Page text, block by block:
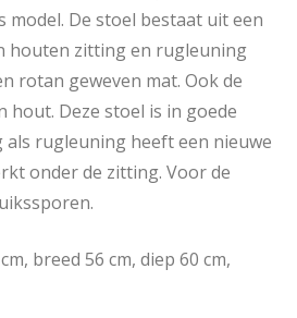
model. De stoel bestaat uit een
houten zitting en rugleuning
rotan geweven mat. Ook de
hout. Deze stoel is in goede
als rugleuning heeft een nieuwe
onder de zitting. Voor de
breed 56 cm, diep 60 cm,